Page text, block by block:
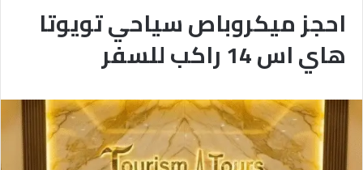
احجز ميكروباص سياحي تويوتا
هاي اس 14 راكب للسفر